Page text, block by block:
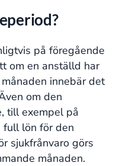
på föregående
om en anställd har
innebär det
om den
till exempel på
full lön för den
sjukfrånvaro görs
månaden.